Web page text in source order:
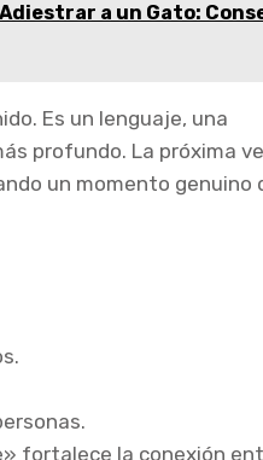
Adiestrar a un Gato:
Es un lenguaje, una
profundo. La próxima
un momento genuino
fortalece la conexión